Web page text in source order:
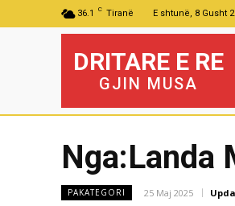
36.1 C Tiranë E shtunë, 8 Gusht
DRITARE E RE
GJIN MUSA
Nga:Landa
PAKATEGORI 25 Maj 2025